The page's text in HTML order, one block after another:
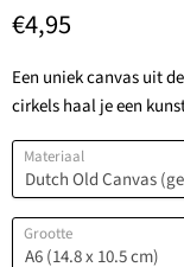
Huidige prijs
€4,95
Een uniek canvas uit
cirkels haal je een
Materiaal
Grootte